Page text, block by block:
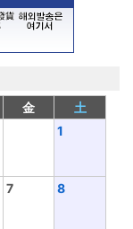
金
土
1
7 8